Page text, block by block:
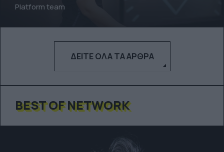
Platform team
ΔΕΊΤΕ ΌΛΑ ΤΑ ΆΡΘΡΑ
BEST OF NETWORK